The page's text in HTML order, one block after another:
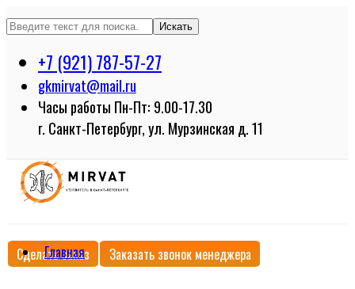
Искать
+7 (921) 787-57-27
gkmirvat@mail.ru
Часы работы Пн-Пт: 9.00-17.30
г. Санкт-Петербург, ул. Мурзинская д. 11
Главная
Сделать заказ Заказать звонок менеджера